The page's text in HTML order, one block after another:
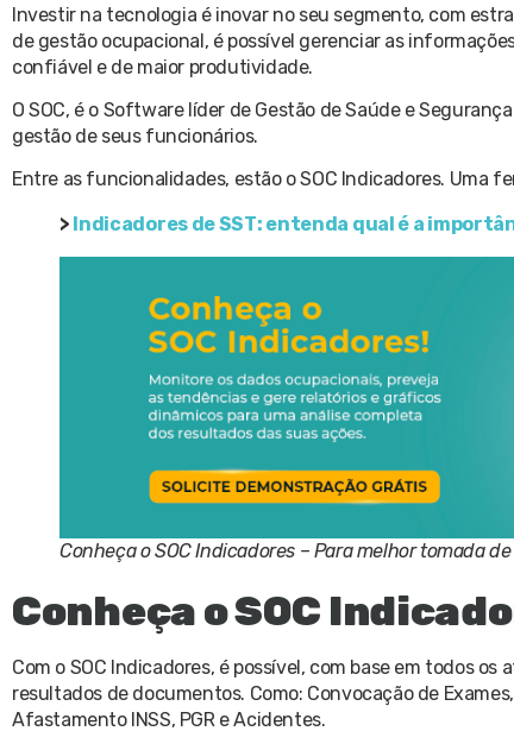
Investir na tecnologia é inovar no seu segmento, com
de gestão ocupacional, é possível gerenciar as
confiável e de maior produtividade.
O SOC, é o Software líder de Gestão de Saúde e
gestão de seus funcionários.
Entre as funcionalidades, estão o SOC Indicadores. Uma
> Indicadores de SST: entenda qual é a
Conheça o SOC Indicadores – Para melhor tomada
Conheça o SOC
Com o SOC Indicadores, é possível, com base em todos
resultados de documentos. Como: Convocação de
Afastamento INSS, PGR e Acidentes.